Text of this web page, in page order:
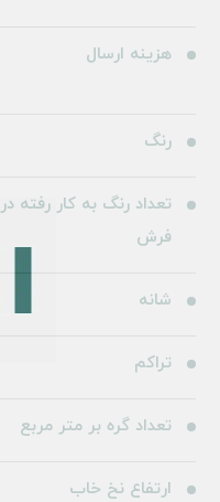
هزینه ارسال
رنگ
تعداد رنگ به کار رفته در
فرش
شانه
تراکم
تعداد گره بر متر مربع
ارتفاع نخ خاب